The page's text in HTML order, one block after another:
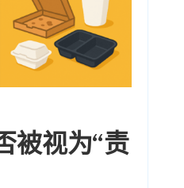
被视为“责